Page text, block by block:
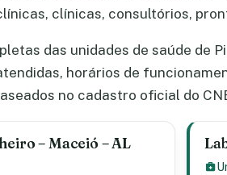
clínicas, consultórios,
das unidades de saúde de
horários de
no cadastro oficial do
– Maceió – AL